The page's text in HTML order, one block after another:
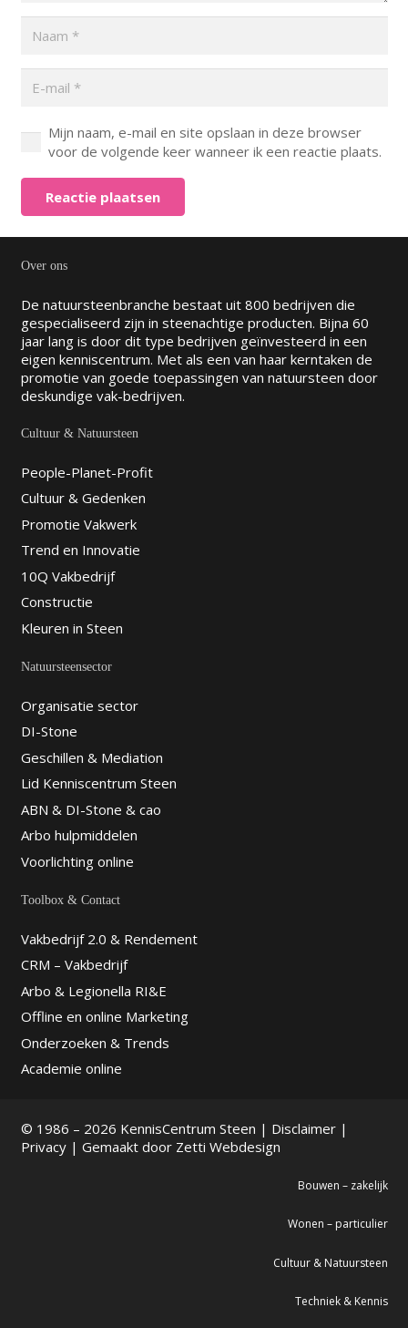
Mijn naam, e-mail en site opslaan in deze browser
voor de volgende keer wanneer ik een reactie plaats.
Reactie plaatsen
Over ons
De natuursteenbranche bestaat uit 800 bedrijven die
gespecialiseerd zijn in steenachtige producten. Bijna 60
jaar lang is door dit type bedrijven geïnvesteerd in een
eigen kenniscentrum. Met als een van haar kerntaken de
promotie van goede toepassingen van natuursteen door
deskundige vak-bedrijven.
Cultuur & Natuursteen
People-Planet-Profit
Cultuur & Gedenken
Promotie Vakwerk
Trend en Innovatie
10Q Vakbedrijf
Constructie
Kleuren in Steen
Natuursteensector
Organisatie sector
DI-Stone
Geschillen & Mediation
Lid Kenniscentrum Steen
ABN & DI-Stone & cao
Arbo hulpmiddelen
Voorlichting online
Toolbox & Contact
Vakbedrijf 2.0 & Rendement
CRM – Vakbedrijf
Arbo & Legionella RI&E
Offline en online Marketing
Onderzoeken & Trends
Academie online
© 1986 – 2026 KennisCentrum Steen | Disclaimer|
Privacy| Gemaakt door Zetti Webdesign
Bouwen – zakelijk
Wonen – particulier
Cultuur & Natuursteen
Techniek & Kennis